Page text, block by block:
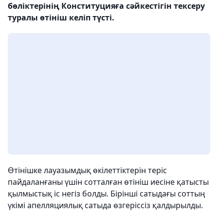
бөліктерінің Конституцияға сәйкестігін тексеру
туралы өтініш келіп түсті.
Өтінішке лауазымдық өкілеттіктерін теріс
пайдаланғаны үшін сотталған өтініш иесіне қатысты
қылмыстық іс негіз болды. Бірінші сатыдағы соттың
үкімі апелляциялық сатыда өзгеріссіз қалдырылды.